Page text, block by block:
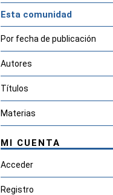
Esta comunidad
Por fecha de publicación
Autores
Títulos
Materias
MI CUENTA
Acceder
Registro